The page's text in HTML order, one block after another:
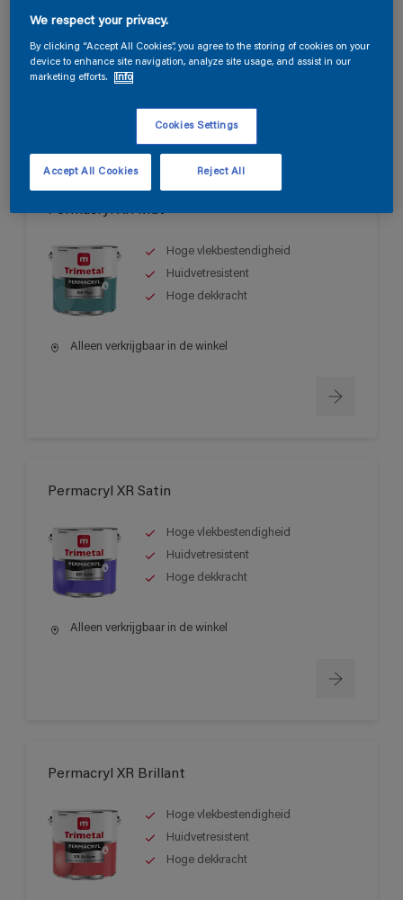
Sneldrogend met een goede
Alleen verkrijgbaar in de winkel
Permacryl XR Mat
Hoge vlekbestendigheid
Huidvetresistent
Hoge dekkracht
Alleen verkrijgbaar in de winkel
Permacryl XR Satin
Hoge vlekbestendigheid
Huidvetresistent
Hoge dekkracht
Alleen verkrijgbaar in de winkel
Permacryl XR Brillant
Hoge vlekbestendigheid
Huidvetresistent
Hoge dekkracht
We respect your privacy.
By clicking “Accept All Cookies”, you agree to the storing of cookies on your
device to enhance site navigation, analyze site usage, and assist in our
marketing efforts.
Info
Cookies Settings
Reject All
Accept All Cookies